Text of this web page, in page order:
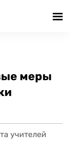
меры
учителей